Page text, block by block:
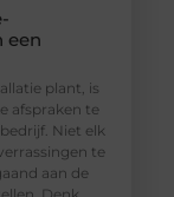
een
plant, is
afspraken te
Niet elk
te
aan de